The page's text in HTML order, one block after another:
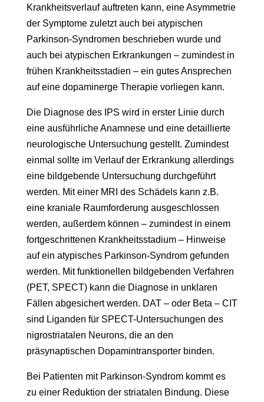
Krankheitsverlauf auftreten kann, eine Asymmetrie
der Symptome zuletzt auch bei atypischen
Parkinson-Syndromen beschrieben wurde und
auch bei atypischen Erkrankungen – zumindest in
frühen Krankheitsstadien – ein gutes Ansprechen
auf eine dopaminerge Therapie vorliegen kann.
Die Diagnose des IPS wird in erster Linie durch
eine ausführliche Anamnese und eine detaillierte
neurologische Untersuchung gestellt. Zumindest
einmal sollte im Verlauf der Erkrankung allerdings
eine bildgebende Untersuchung durchgeführt
werden. Mit einer MRI des Schädels kann z.B.
eine kraniale Raumforderung ausgeschlossen
werden, außerdem können – zumindest in einem
fortgeschrittenen Krankheitsstadium – Hinweise
auf ein atypisches Parkinson-Syndrom gefunden
werden. Mit funktionellen bildgebenden Verfahren
(PET, SPECT) kann die Diagnose in unklaren
Fällen abgesichert werden. DAT – oder Beta – CIT
sind Liganden für SPECT-Untersuchungen des
nigrostriatalen Neurons, die an den
präsynaptischen Dopamintransporter binden.
Bei Patienten mit Parkinson-Syndrom kommt es
zu einer Reduktion der striatalen Bindung. Diese